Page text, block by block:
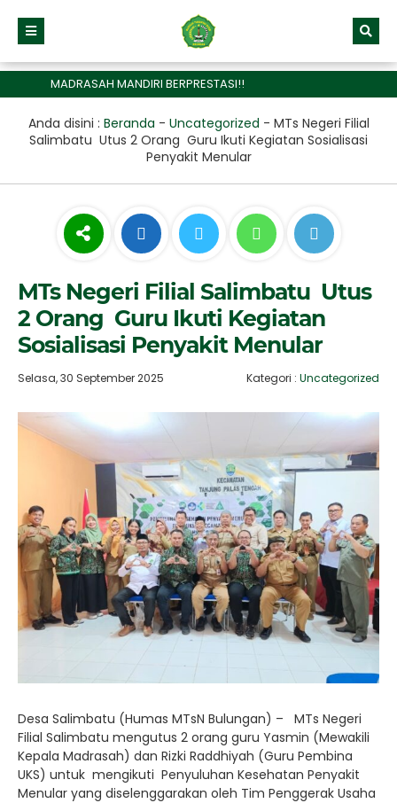
MADRASAH MANDIRI BERPRESTASI!!
Anda disini : Beranda - Uncategorized - MTs Negeri Filial
Salimbatu Utus 2 Orang Guru Ikuti Kegiatan Sosialisasi
Penyakit Menular
MTs Negeri Filial Salimbatu Utus
2 Orang Guru Ikuti Kegiatan
Sosialisasi Penyakit Menular
Selasa, 30 September 2025 Kategori : Uncategorized
Desa Salimbatu (Humas MTsN Bulungan) – MTs Negeri
Filial Salimbatu mengutus 2 orang guru Yasmin (Mewakili
Kepala Madrasah) dan Rizki Raddhiyah (Guru Pembina
UKS) untuk mengikuti Penyuluhan Kesehatan Penyakit
Menular yang diselenggarakan oleh Tim Penggerak Usaha